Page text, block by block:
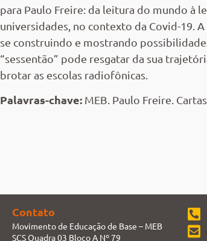
para Paulo Freire: da leitura do mundo à
universidades, no contexto da Covid-19.
se construindo e mostrando
“sessentão” pode resgatar da sua
brotar as escolas radiofônicas.
Palavras-chave: MEB. Paulo Freire.
Contato
Movimento de Educação de Base – MEB
SCS Quadra 03 Bloco A Nº 79